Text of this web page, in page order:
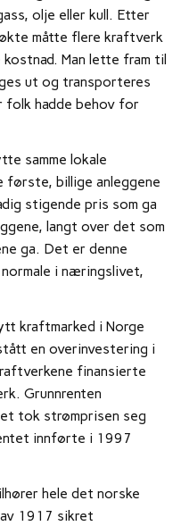
olje eller kull. Etter
måtte flere kraftverk
Man lette fram til
ut og transporteres
folk hadde behov for
samme lokale
første, billige anleggene
stigende pris som ga
langt over det som
ga. Det er denne
i næringslivet,
kraftmarked i Norge
en overinvestering i
finansierte
Grunnrenten
tok strømprisen seg
innførte i 1997
hele det norske
1917 sikret